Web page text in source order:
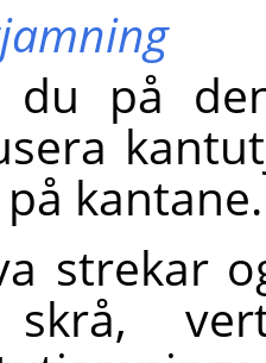
du på
kantane.
strekar